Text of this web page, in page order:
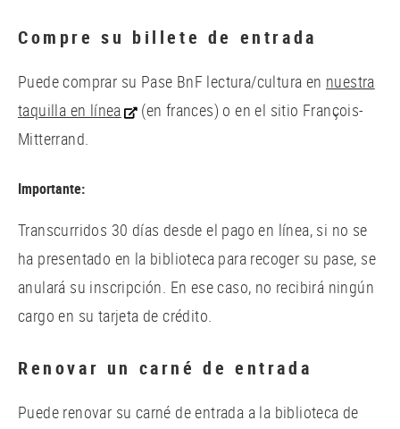
Compre su billete de entrada
Puede comprar su Pase BnF lectura/cultura en nuestra
taquilla en línea
(en frances) o en el sitio François-
Mitterrand.
Importante:
Transcurridos 30 días desde el pago en línea, si no se
ha presentado en la biblioteca para recoger su pase, se
anulará su inscripción. En ese caso, no recibirá ningún
cargo en su tarjeta de crédito.
Renovar un carné de entrada
Puede renovar su carné de entrada a la biblioteca de